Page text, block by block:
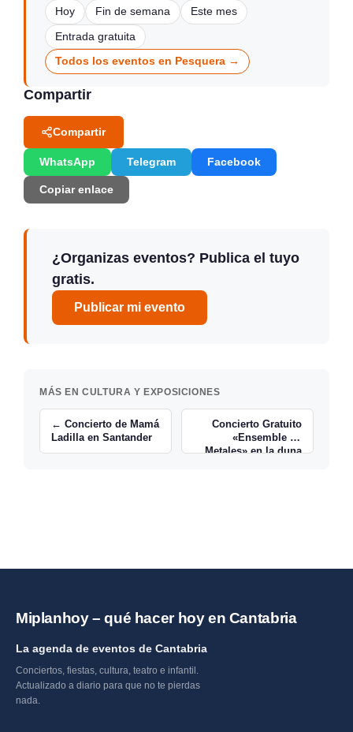
Hoy Fin de semana Este mes
Entrada gratuita
Todos los eventos en Pesquera →
Compartir
Compartir
WhatsApp Telegram Facebook
Copiar enlace
¿Organizas eventos? Publica el tuyo
gratis.
Publicar mi evento
MÁS EN CULTURA Y EXPOSICIONES
← Concierto de Mamá
Ladilla en Santander
Concierto Gratuito
«Ensemble de
Metales» en la duna
Miplanhoy – qué hacer hoy en Cantabria
La agenda de eventos de Cantabria
Conciertos, fiestas, cultura, teatro e infantil.
Actualizado a diario para que no te pierdas
nada.